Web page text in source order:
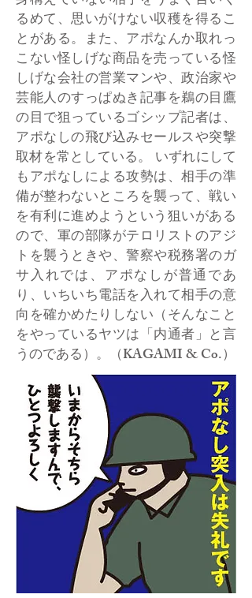
るめて、思いがけない収穫を得るこ
とがある。また、アポなんか取れっ
こない怪しげな商品を売っている怪
しげな会社の営業マンや、政治家や
芸能人のすっぱぬき記事を鵜の目鷹
の目で狙っているゴシップ記者は、
アポなしの飛び込みセールスや突撃
取材を常としている。 いずれにして
もアポなしによる攻勢は、相手の準
備が整わないところを襲って、戦い
を有利に進めようという狙いがある
ので、軍の部隊がテロリストのアジ
トを襲うときや、警察や税務署のガ
サ入れでは、アポなしが普通であ
り、いちいち電話を入れて相手の意
向を確かめたりしない（そんなこと
をやっているヤツは「内通者」と言
うのである）。（KAGAMI & Co.）